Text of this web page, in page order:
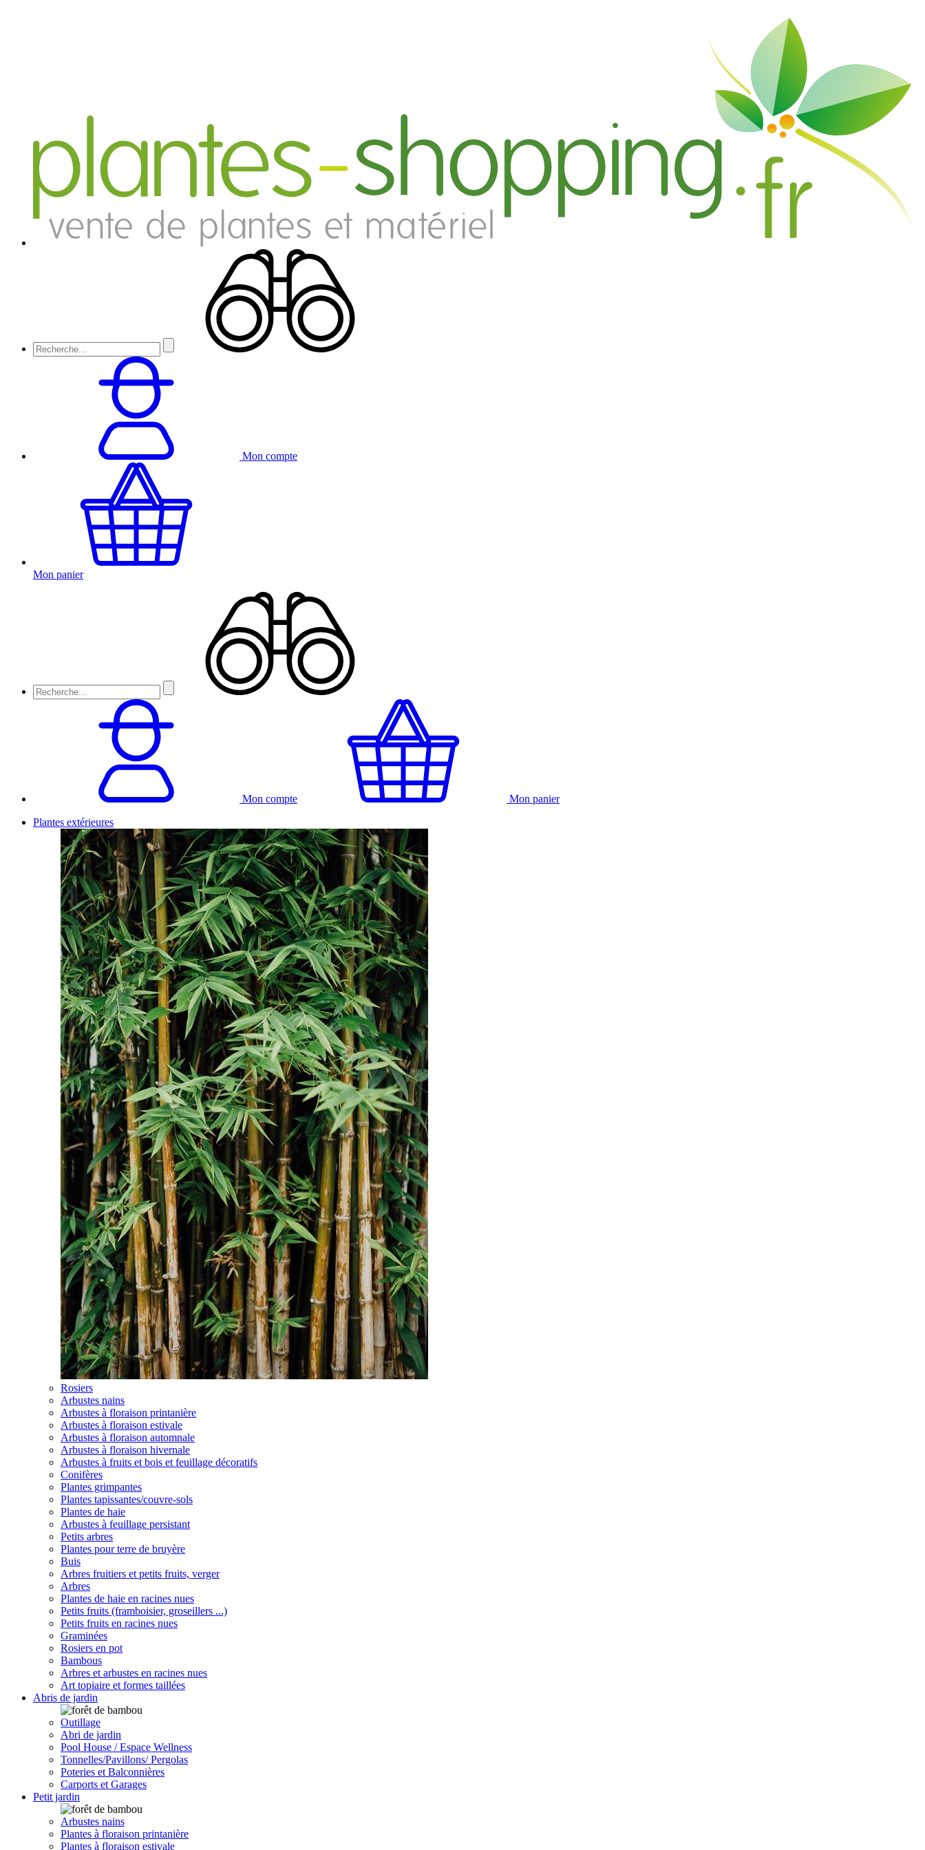
Mon compte
Mon panier
Mon compte
Mon panier
Plantes extérieures
Rosiers
Arbustes nains
Arbustes à floraison printanière
Arbustes à floraison estivale
Arbustes à floraison automnale
Arbustes à floraison hivernale
Arbustes à fruits et bois et feuillage décoratifs
Conifères
Plantes grimpantes
Plantes tapissantes/couvre-sols
Plantes de haie
Arbustes à feuillage persistant
Petits arbres
Plantes pour terre de bruyère
Buis
Arbres fruitiers et petits fruits, verger
Arbres
Plantes de haie en racines nues
Petits fruits (framboisier, groseillers ...)
Petits fruits en racines nues
Graminées
Rosiers en pot
Bambous
Arbres et arbustes en racines nues
Art topiaire et formes taillées
Abris de jardin
Outillage
Abri de jardin
Pool House / Espace Wellness
Tonnelles/Pavillons/ Pergolas
Poteries et Balconnières
Carports et Garages
Petit jardin
Arbustes nains
Plantes à floraison printanière
Plantes à floraison estivale